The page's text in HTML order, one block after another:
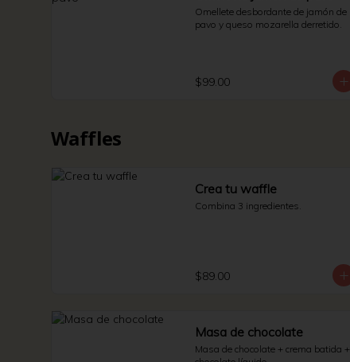
Omellete desbordante de jamón de
pavo y queso mozarella derretido.
$99.00
Waffles
Crea tu waffle
Combina 3 ingredientes.
$89.00
Masa de chocolate
Masa de chocolate + crema batida +